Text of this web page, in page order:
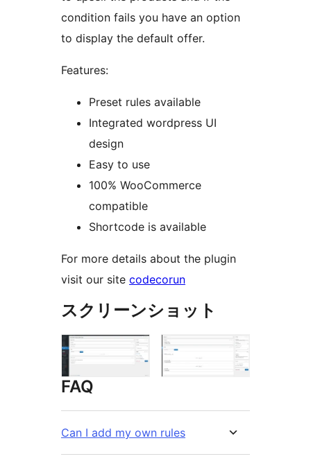
condition fails you have an option
to display the default offer.
Features:
Preset rules available
Integrated wordpress UI
design
Easy to use
100% WooCommerce
compatible
Shortcode is available
For more details about the plugin
visit our site codecorun
スクリーンショット
FAQ
Can I add my own rules